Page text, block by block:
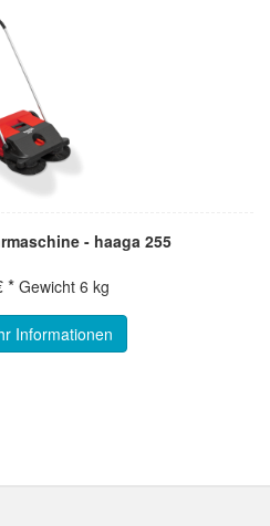
- haaga 255
* Gewicht 6 kg
Informationen